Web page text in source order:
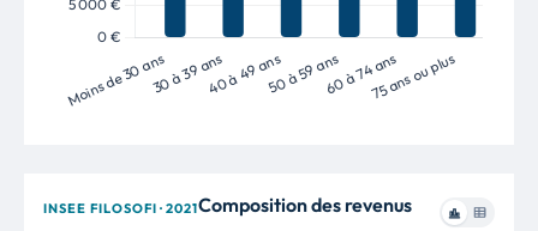
INSEE FILOSOFI · 2021Composition des revenus